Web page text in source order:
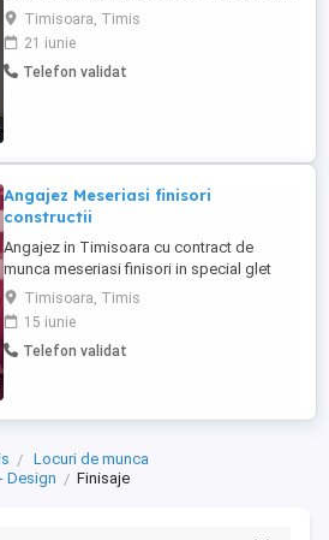
interioare.. Gresie faianta tencuiala tinci
glet rigips sape lavabil instalatii. Amenajari
exterioare.. Tencuiala placari vata
polistiren decorative terase pavaje borduri
Timisoara, Timis
21 iunie
Telefon validat
Angajez Meseriasi finisori
constructii
Angajez in Timisoara cu contract de
munca meseriasi finisori in special glet
zugraveli program luni vineri 8-17 cazare
masa transport salar incepand de la 6000
net 8500 9000 brut dupq proba de munca
in functie de competenta si randament
Timisoara, Timis
15 iunie
Telefon validat
Locuri de munca
Design
Finisaje